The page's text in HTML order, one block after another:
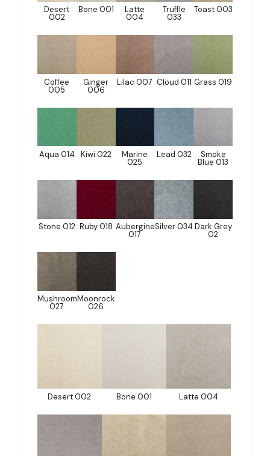
Desert
002
Bone 001 Latte
004
Truffle
033
Toast 003
Coffee
005
Ginger
006
Lilac 007 Cloud 011 Grass 019
Aqua 014 Kiwi 022 Marine
025
Lead 032 Smoke
Blue 013
Stone 012 Ruby 018 Aubergine
017
Silver 034 Dark Grey
02
Mushroom
027
Moonrock
026
Desert 002 Bone 001 Latte 004